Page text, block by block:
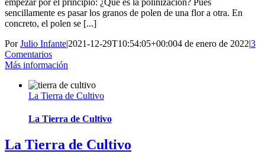
sencillamente es pasar los granos de polen de una flor a otra. En
concreto, el polen se [...]
PorJulio Infante|2021-12-29T10:54:05+00:004 de enero de 2022|3
Comentarios
Más información
La Tierra de Cultivo
La Tierra de Cultivo
La Tierra de Cultivo